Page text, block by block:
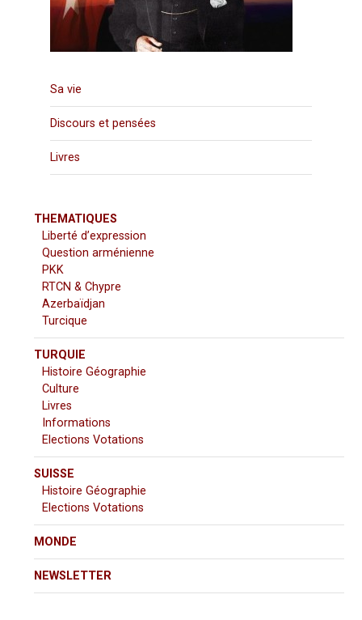
Sa vie
Discours et pensées
Livres
THEMATIQUES
Liberté d’expression
Question arménienne
PKK
RTCN & Chypre
Azerbaïdjan
Turcique
TURQUIE
Histoire Géographie
Culture
Livres
Informations
Elections Votations
SUISSE
Histoire Géographie
Elections Votations
MONDE
NEWSLETTER